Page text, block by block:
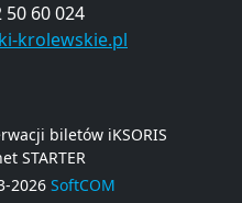
50 60 024
krolewskie.pl
biletów iKSORIS
STARTER
2026 SoftCOM